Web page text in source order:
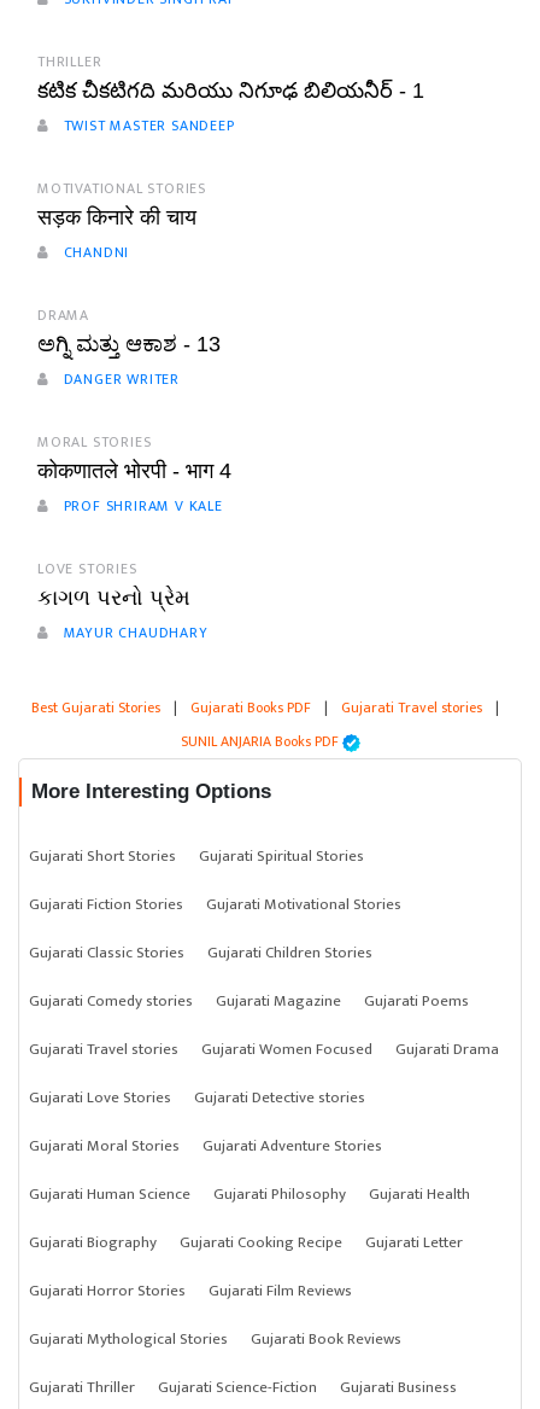
THRILLER
కటిక చీకటిగది మరియు నిగూఢ బిలియనీర్ - 1
TWIST MASTER SANDEEP
MOTIVATIONAL STORIES
सड़क किनारे की चाय
CHANDNI
DRAMA
ಅಗ್ನಿ ಮತ್ತು ಆಕಾಶ - 13
DANGER WRITER
MORAL STORIES
कोकणातले भोरपी - भाग 4
PROF SHRIRAM V KALE
LOVE STORIES
કાગળ પરનો પ્રેમ
MAYUR CHAUDHARY
Best Gujarati Stories | Gujarati Books PDF | Gujarati Travel stories |
SUNIL ANJARIA Books PDF
More Interesting Options
Gujarati Short Stories
Gujarati Spiritual Stories
Gujarati Fiction Stories
Gujarati Motivational Stories
Gujarati Classic Stories
Gujarati Children Stories
Gujarati Comedy stories
Gujarati Magazine
Gujarati Poems
Gujarati Travel stories
Gujarati Women Focused
Gujarati Drama
Gujarati Love Stories
Gujarati Detective stories
Gujarati Moral Stories
Gujarati Adventure Stories
Gujarati Human Science
Gujarati Philosophy
Gujarati Health
Gujarati Biography
Gujarati Cooking Recipe
Gujarati Letter
Gujarati Horror Stories
Gujarati Film Reviews
Gujarati Mythological Stories
Gujarati Book Reviews
Gujarati Thriller
Gujarati Science-Fiction
Gujarati Business